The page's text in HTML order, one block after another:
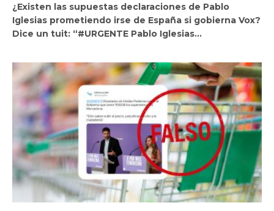
¿Existen las supuestas declaraciones de Pablo
Iglesias prometiendo irse de España si gobierna Vox?
Dice un tuit: “#URGENTE Pablo Iglesias…